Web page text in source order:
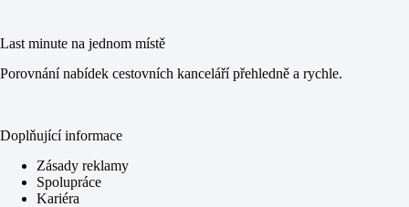
Last minute na jednom místě
Porovnání nabídek cestovních kanceláří přehledně a rychle.
Doplňující informace
Zásady reklamy
Spolupráce
Kariéra